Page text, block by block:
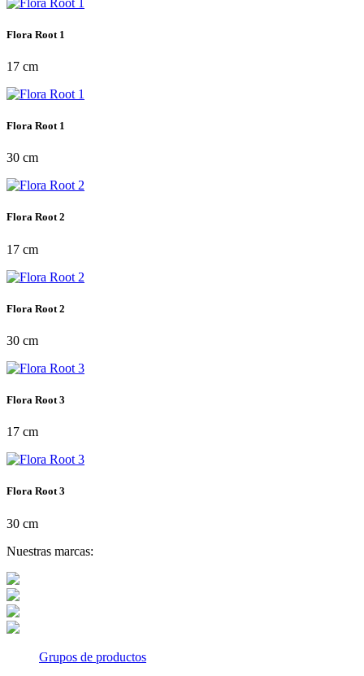
Flora Root 1
17 cm
Flora Root 1
30 cm
Flora Root 2
17 cm
Flora Root 2
30 cm
Flora Root 3
17 cm
Flora Root 3
30 cm
Nuestras marcas:
Grupos de productos